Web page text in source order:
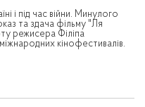
і під час війни. Минулого
та здача фільму "Ля
режисера Філіпа
кінофестивалів.